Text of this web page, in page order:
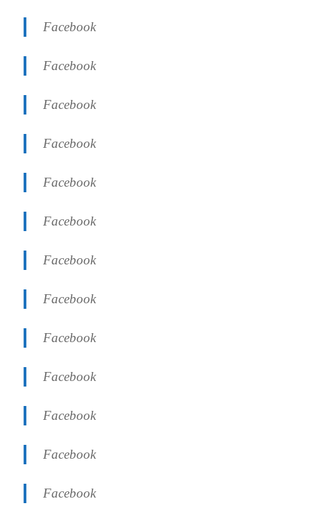
Facebook
Facebook
Facebook
Facebook
Facebook
Facebook
Facebook
Facebook
Facebook
Facebook
Facebook
Facebook
Facebook